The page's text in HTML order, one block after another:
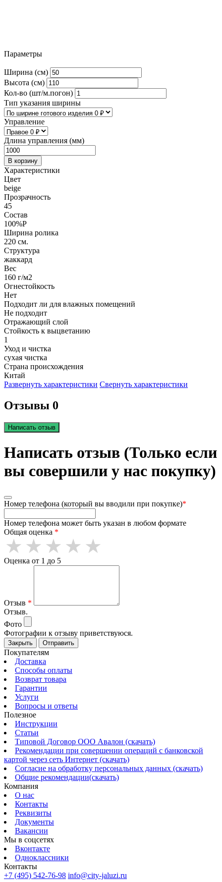
Параметры
Ширина (см)
Высота (см)
Кол-во (шт/м.погон)
Тип указания ширины
Управление
Длина управления (мм)
В корзину
Характеристики
Цвет
beige
Прозрачность
45
Состав
100%P
Ширина ролика
220 см.
Структура
жаккард
Вес
160 г/м2
Огнестойкость
Нет
Подходит ли для влажных помещений
Не подходит
Отражающий слой
Стойкость к выцветанию
1
Уход и чистка
сухая чистка
Страна происхождения
Китай
Развернуть характеристики Свернуть характеристики
Отзывы 0
Написать отзыв
Написать отзыв (Только если
вы совершили у нас покупку)
Номер телефона (который вы вводили при покупке)*
Номер телефона может быть указан в любом формате
Общая оценка *
Оценка от 1 до 5
Отзыв *
Отзыв.
Фото
Фотографии к отзыву приветствуюся.
Закрыть Отправить
Покупателям
Доставка
Способы оплаты
Возврат товара
Гарантии
Услуги
Вопросы и ответы
Полезное
Инструкции
Статьи
Типовой Договор ООО Авалон (скачать)
Рекомендации при совершении операций с банковской
картой через сеть Интернет (скачать)
Согласие на обработку персональных данных (скачать)
Общие рекомендации(скачать)
Компания
О нас
Контакты
Реквизиты
Документы
Вакансии
Мы в соцсетях
Вконтакте
Одноклассники
Контакты
+7 (495) 542-76-98 info@city-jaluzi.ru